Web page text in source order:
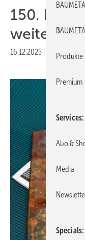
150.
weiter
16.12.2025 Produkte
Premium
Services
Abo &
Media
Specials